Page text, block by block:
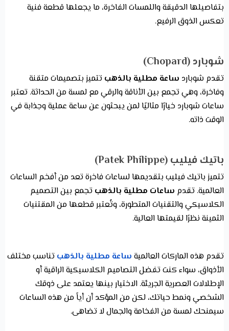
بتفاصيلها الدقيقة واللمسات الفاخرة، ما يجعلها قطعة فنية
تعكس الذوق الرفيع.
شوبارد (Chopard)
تقدم شوبارد ساعة مطلية بالذهب تتميز بتصميمات متقنة
وفاخرة، وهي تجمع بين الأناقة والرقي مع لمسة من الحداثة. تعتبر
ساعات شوبارد خيارًا مثاليًا لمن يبحثون عن ساعة عملية وجذابة في
الوقت ذاته.
باتيك فيليب (Patek Philippe)
تتميز باتيك فيليب بتقديمها لساعات فاخرة تعد من أفخم الساعات
العالمية. تقدم ساعات مطلية بالذهب تجمع بين التصميم
الكلاسيكي والتقنيات المتطورة، وتُعتبر قطعها من المقتنيات
الثمينة نظرًا لقيمتها العالية.
تقدم هذه الماركات العالمية ساعة مطلية بالذهب تناسب مختلف
الأذواق، سواء كنت تفضل التصاميم الكلاسيكية الراقية أو
الإطلالات العصرية الجريئة. الاختيار بينها يعتمد على ذوقك
الشخصي ونمط حياتك، لكن من المؤكد أن أياً من هذه الساعات
سيمنحك لمسة من الفخامة والجمال لا تضاهى.